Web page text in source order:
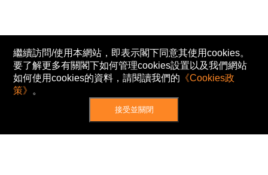
繼續訪問/使用本網站，即表示閣下同意其使用cookies。
要了解更多有關閣下如何管理cookies設置以及我們網站
如何使用cookies的資料，請閱讀我們的 《Cookies政
策》 。
接受並關閉